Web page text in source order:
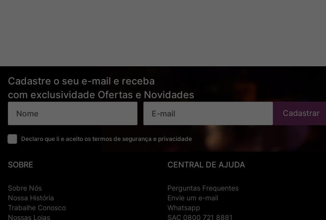
Cadastre o seu e-mail e receba
com exclusividade Ofertas e Novidades
Declaro que li e aceito os termos de segurança e privacidade
Cadastrar
SOBRE
Sobre Nós
Nossa História
Trabalhe Conosco
Nossas Lojas
CENTRAL DE AJUDA
Perguntas Frequentes
Envie um e-mail
Whatsapp
SAC 0800 721 8881